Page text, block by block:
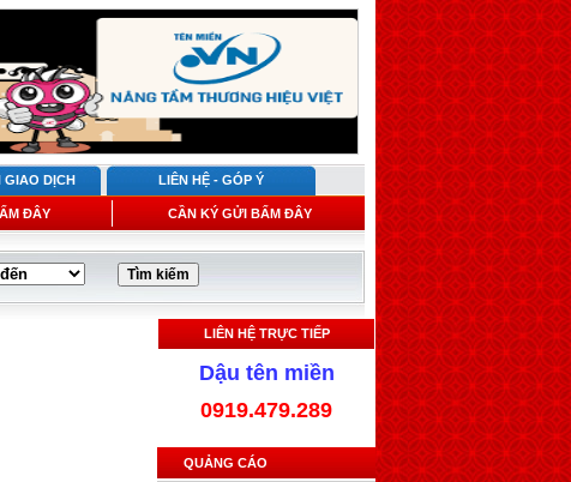
GIAO DỊCH LIÊN HỆ - GÓP Ý
ĐÂY CẦN KÝ GỬI BẤM ĐÂY
LIÊN HỆ TRỰC TIẾP
Dậu tên miền
0919.479.289
QUẢNG CÁO